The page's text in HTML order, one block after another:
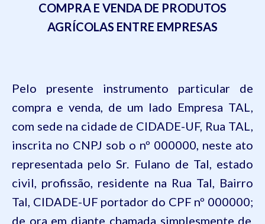
COMPRA E VENDA DE PRODUTOS
AGRÍCOLAS ENTRE EMPRESAS
Pelo presente instrumento particular de
compra e venda, de um lado Empresa TAL,
com sede na cidade de CIDADE-UF, Rua TAL,
inscrita no CNPJ sob o nº 000000, neste ato
representada pelo Sr. Fulano de Tal, estado
civil, profissão, residente na Rua Tal, Bairro
Tal, CIDADE-UF portador do CPF nº 000000;
de ora em diante chamada simplesmente de